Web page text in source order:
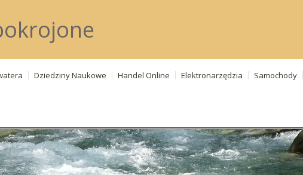
Dziedziny Naukowe Handel Online Elektronarzędzia Samochody